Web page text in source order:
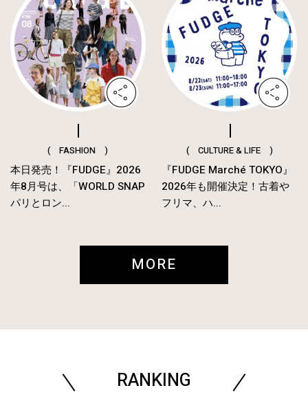
( FASHION )
本日発売！『FUDGE』2026
年8月号は、「WORLD SNAP
パリとロン...
( CULTURE & LIFE )
『FUDGE Marché TOKYO』
2026年も開催決定！古着や
フリマ、ハ...
MORE
RANKING